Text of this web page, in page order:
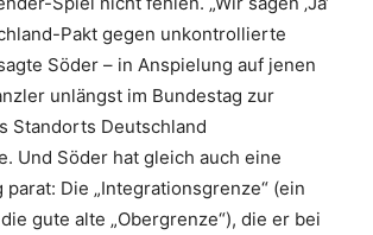
Pakt gegen unkontrollierte
Söder – in Anspielung auf jenen
unlängst im Bundestag zur
Standorts Deutschland
Und Söder hat gleich auch eine
Die „Integrationsgrenze“ (ein
gute alte „Obergrenze“), die er bei